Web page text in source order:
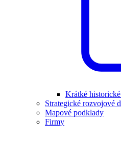
Krátké
Strategické rozvojové
Mapové podklady
Firmy